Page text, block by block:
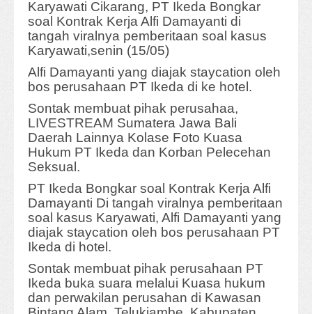
Karyawati Cikarang, PT Ikeda Bongkar
soal Kontrak Kerja Alfi Damayanti di
tangah viralnya pemberitaan soal kasus
Karyawati,senin (15/05)
Alfi Damayanti yang diajak staycation oleh
bos perusahaan PT Ikeda di ke hotel.
Sontak membuat pihak perusahaa,
LIVESTREAM Sumatera Jawa Bali
Daerah Lainnya Kolase Foto Kuasa
Hukum PT Ikeda dan Korban Pelecehan
Seksual.
PT Ikeda Bongkar soal Kontrak Kerja Alfi
Damayanti Di tangah viralnya pemberitaan
soal kasus Karyawati, Alfi Damayanti yang
diajak staycation oleh bos perusahaan PT
Ikeda di hotel.
Sontak membuat pihak perusahaan PT
Ikeda buka suara melalui Kuasa hukum
dan perwakilan perusahan di Kawasan